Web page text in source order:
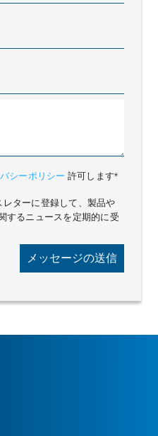
シーポリシー 許可します*
レターに登録して、製品や
するニュースを定期的に受
メッセージの送信